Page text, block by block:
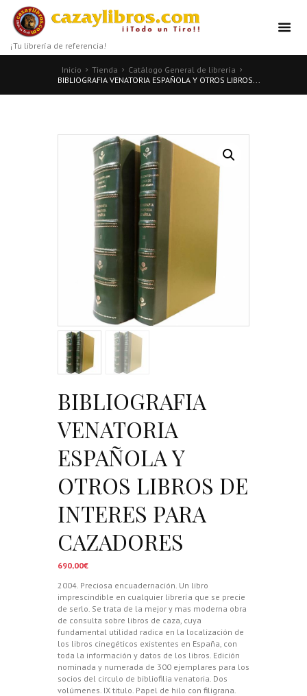
¡Tu librería de referencia!
Inicio Tienda
Catálogo General de librería
BIBLIOGRAFIA VENATORIA ESPAÑOLA Y OTROS LIBROS...
BIBLIOGRAFIA
VENATORIA
ESPAÑOLA Y
OTROS LIBROS DE
INTERES PARA
CAZADORES
690,00€
2004. Preciosa encuadernación. Un libro
imprescindible en cualquier librería que se precie
de serlo. Se trata de la mejor y mas moderna obra
de consulta sobre libros de caza, cuya
fundamental utilidad radica en la localización de
los libros cinegéticos existentes en España, con
toda la información y datos de los libros. Edición
nominada y numerada de 300 ejemplares para los
socios del circulo de bibliofilia venatoria. Dos
volúmenes. IX titulo. Papel de hilo con filigrana.